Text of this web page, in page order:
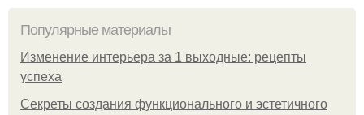
Популярные материалы
Изменение интерьера за 1 выходные: рецепты
успеха
Секреты создания функционального и эстетичного